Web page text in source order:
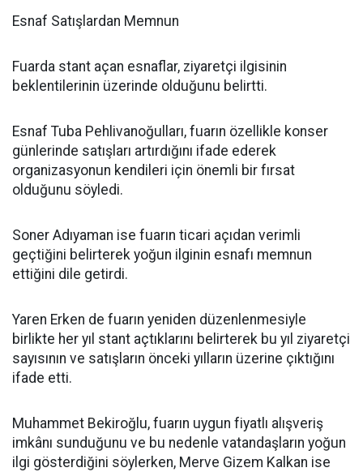
Esnaf Satışlardan Memnun
Fuarda stant açan esnaflar, ziyaretçi ilgisinin
beklentilerinin üzerinde olduğunu belirtti.
Esnaf Tuba Pehlivanoğulları, fuarın özellikle konser
günlerinde satışları artırdığını ifade ederek
organizasyonun kendileri için önemli bir fırsat
olduğunu söyledi.
Soner Adıyaman ise fuarın ticari açıdan verimli
geçtiğini belirterek yoğun ilginin esnafı memnun
ettiğini dile getirdi.
Yaren Erken de fuarın yeniden düzenlenmesiyle
birlikte her yıl stant açtıklarını belirterek bu yıl ziyaretçi
sayısının ve satışların önceki yılların üzerine çıktığını
ifade etti.
Muhammet Bekiroğlu, fuarın uygun fiyatlı alışveriş
imkânı sunduğunu ve bu nedenle vatandaşların yoğun
ilgi gösterdiğini söylerken, Merve Gizem Kalkan ise